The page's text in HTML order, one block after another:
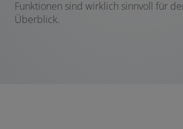
Funktionen sind wirklich sinnvoll für
Überblick.